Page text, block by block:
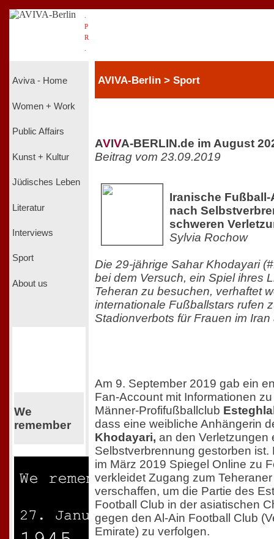
P
R
Aviva - Home
Women + Work
Public Affairs
Kunst + Kultur
Jüdisches Leben
Literatur
Interviews
Sport
About us
We
remember
AVIVA-Berlin > Sport
AVIVA-BERLIN.de im August
Beitrag vom 23.09.2019
Iranische
nach
schweren
Sylvia Rochow
Die 29-jährige Sahar Khodayari
bei dem Versuch, ein Spiel ihres
Teheran zu besuchen, verhaftet
internationale Fußballstars rufen
Stadionverbots für Frauen im Iran
Am 9. September 2019 gab ein
Fan-Account mit Informationen
Männer-Profifußballclub
dass eine weibliche Anhängerin
Khodayari, an den Verletzungen
Selbstverbrennung gestorben ist.
im März 2019 Spiegel Online zu
verkleidet Zugang zum
verschaffen, um die Partie des
Football Club in der asiatischen
gegen den Al-Ain Football Club
Emirate) zu verfolgen.